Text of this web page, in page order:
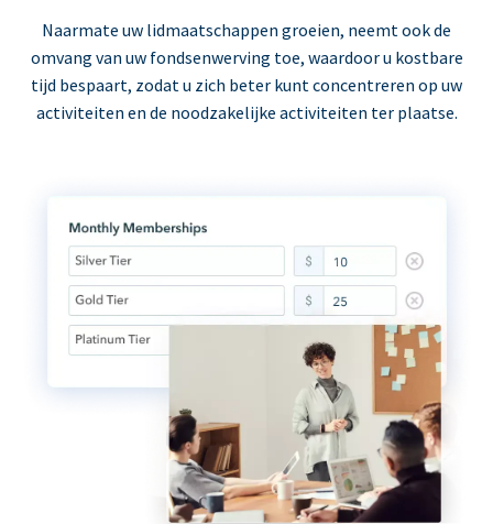
Naarmate uw lidmaatschappen groeien, neemt ook de
omvang van uw fondsenwerving toe, waardoor u kostbare
tijd bespaart, zodat u zich beter kunt concentreren op uw
activiteiten en de noodzakelijke activiteiten ter plaatse.